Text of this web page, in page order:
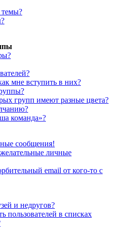
темы?
мне вступить в них?
групп имеют разные цвета?
команда»?
сообщения!
личные
email от кого-то с
и недругов?
пользователей в списках